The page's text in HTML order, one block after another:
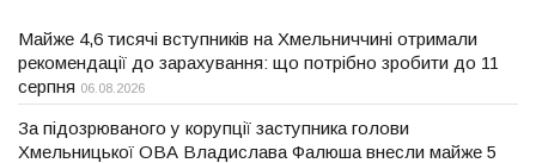
Майже 4,6 тисячі вступників на Хмельниччині отримали
рекомендації до зарахування: що потрібно зробити до 11
серпня 06.08.2026
За підозрюваного у корупції заступника голови
Хмельницької ОВА Владислава Фалюша внесли майже 5